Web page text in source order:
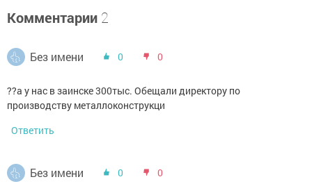
Комментарии 2
Без имени 0 0
??а у нас в заинске 300тыс. Обещали директору по
производству металлоконструкци
Ответить
Без имени 0 0